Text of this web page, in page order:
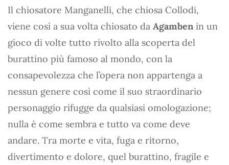
Il chiosatore Manganelli, che chiosa Collodi,
viene così a sua volta chiosato da Agamben in un
gioco di volte tutto rivolto alla scoperta del
burattino più famoso al mondo, con la
consapevolezza che l’opera non appartenga a
nessun genere così come il suo straordinario
personaggio rifugge da qualsiasi omologazione;
nulla è come sembra e tutto va come deve
andare. Tra morte e vita, fuga e ritorno,
divertimento e dolore, quel burattino, fragile e